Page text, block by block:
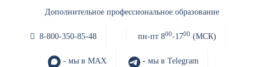
Дополнительное профессиональное образование
8-800-350-85-48 пн-пт 800-1700 (МСК)
- мы в MAX - мы в Telegram